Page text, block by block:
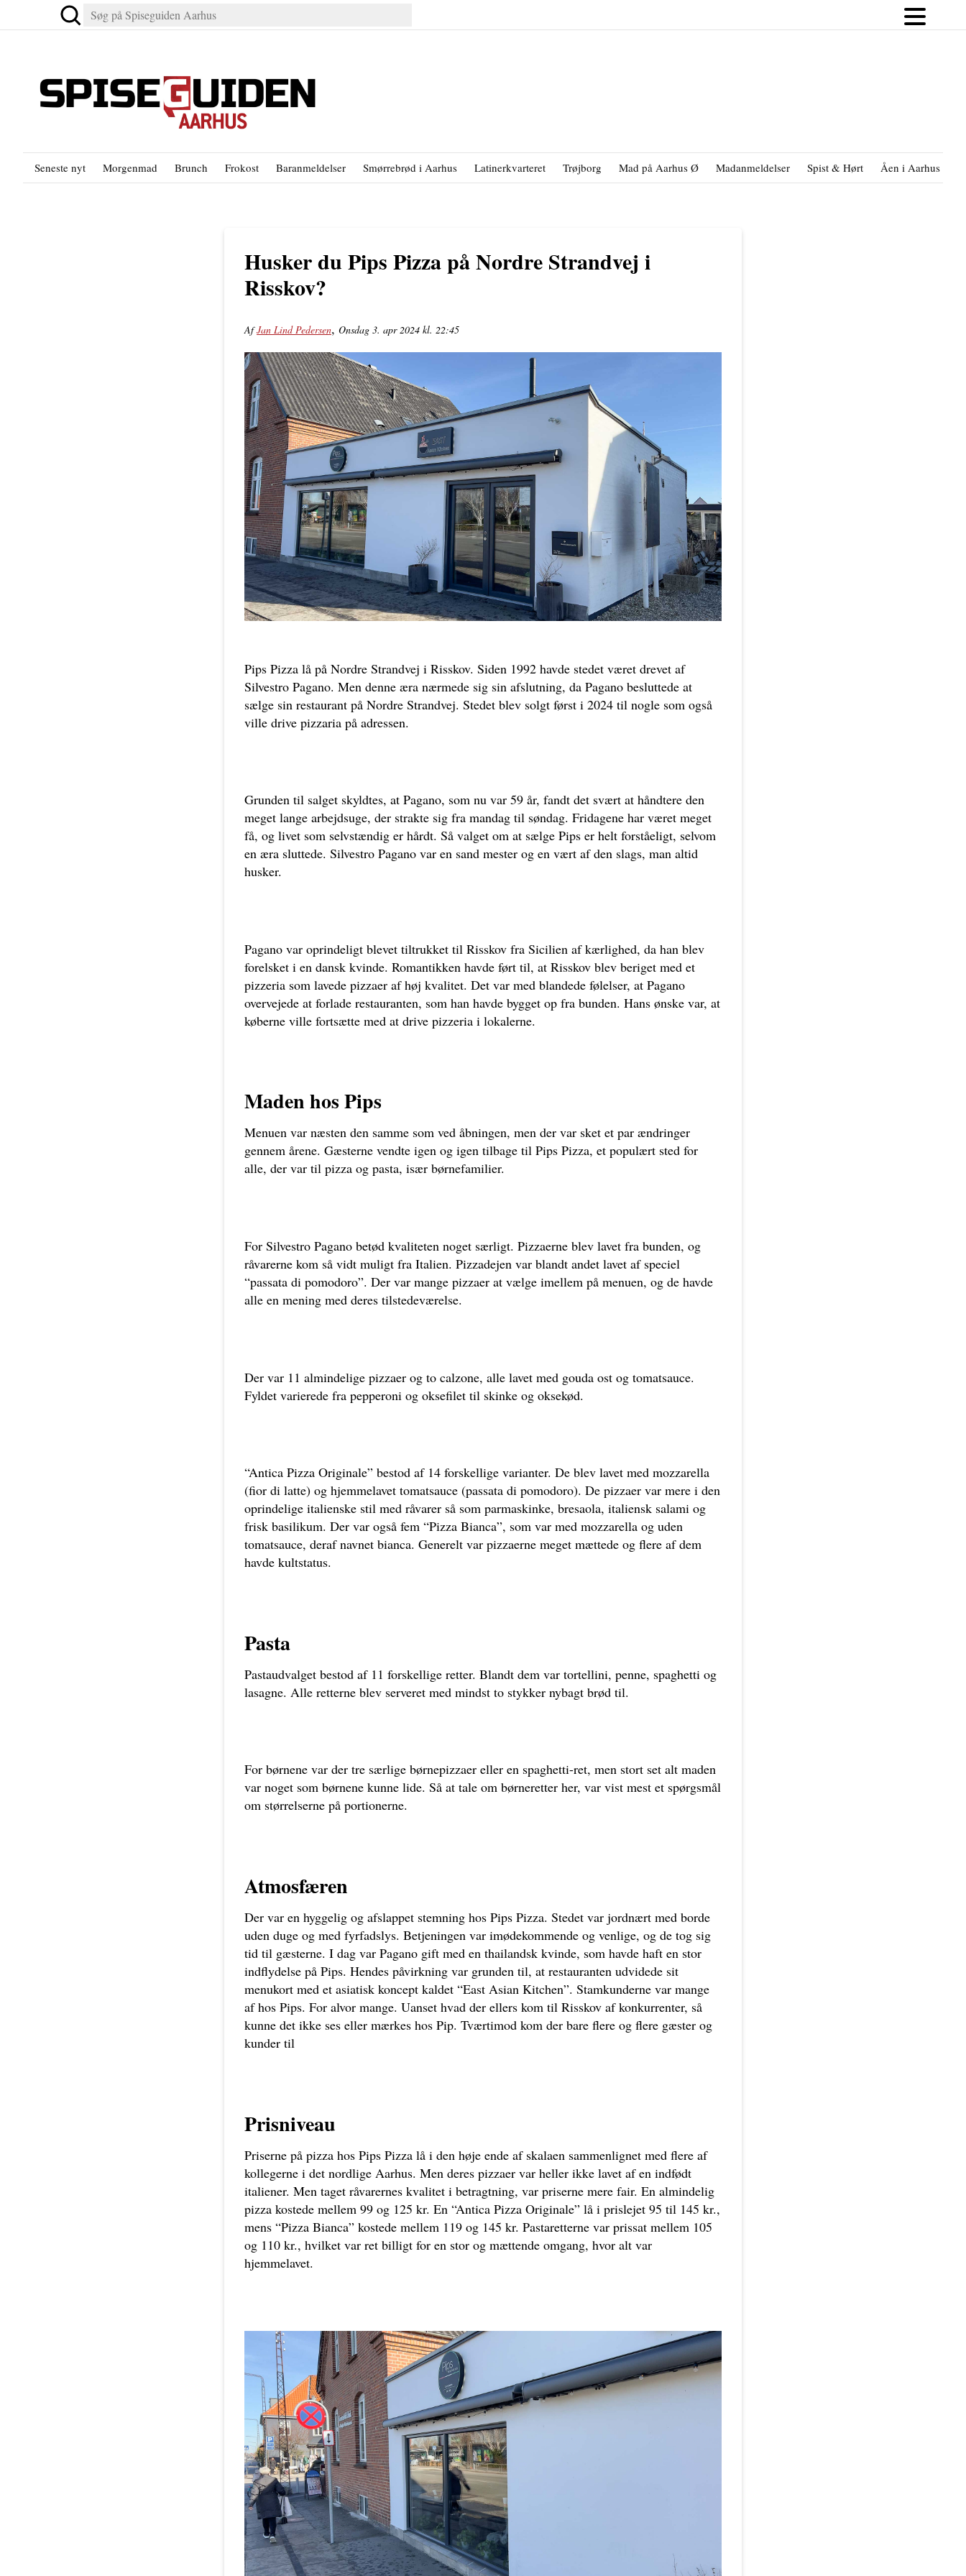
Seneste nyt Morgenmad Brunch Frokost Baranmeldelser Smørrebrød i Aarhus Latinerkvarteret Trøjborg Mad på Aarhus Ø Madanmeldelser Spist & Hørt Åen i Aarhus
Husker du Pips Pizza på Nordre Strandvej i
Risskov?
AfJan Lind Pedersen, Onsdag 3. apr 2024 kl. 22:45
Pips Pizza lå på Nordre Strandvej i Risskov. Siden 1992 havde stedet været drevet af
Silvestro Pagano. Men denne æra nærmede sig sin afslutning, da Pagano besluttede at
sælge sin restaurant på Nordre Strandvej. Stedet blev solgt først i 2024 til nogle som også
ville drive pizzaria på adressen.
Grunden til salget skyldtes, at Pagano, som nu var 59 år, fandt det svært at håndtere den
meget lange arbejdsuge, der strakte sig fra mandag til søndag. Fridagene har været meget
få, og livet som selvstændig er hårdt. Så valget om at sælge Pips er helt forståeligt, selvom
en æra sluttede. Silvestro Pagano var en sand mester og en vært af den slags, man altid
husker.
Pagano var oprindeligt blevet tiltrukket til Risskov fra Sicilien af kærlighed, da han blev
forelsket i en dansk kvinde. Romantikken havde ført til, at Risskov blev beriget med et
pizzeria som lavede pizzaer af høj kvalitet. Det var med blandede følelser, at Pagano
overvejede at forlade restauranten, som han havde bygget op fra bunden. Hans ønske var, at
køberne ville fortsætte med at drive pizzeria i lokalerne.
Maden hos Pips
Menuen var næsten den samme som ved åbningen, men der var sket et par ændringer
gennem årene. Gæsterne vendte igen og igen tilbage til Pips Pizza, et populært sted for
alle, der var til pizza og pasta, især børnefamilier.
For Silvestro Pagano betød kvaliteten noget særligt. Pizzaerne blev lavet fra bunden, og
råvarerne kom så vidt muligt fra Italien. Pizzadejen var blandt andet lavet af speciel
“passata di pomodoro”. Der var mange pizzaer at vælge imellem på menuen, og de havde
alle en mening med deres tilstedeværelse.
Der var 11 almindelige pizzaer og to calzone, alle lavet med gouda ost og tomatsauce.
Fyldet varierede fra pepperoni og oksefilet til skinke og oksekød.
“Antica Pizza Originale” bestod af 14 forskellige varianter. De blev lavet med mozzarella
(fior di latte) og hjemmelavet tomatsauce (passata di pomodoro). De pizzaer var mere i den
oprindelige italienske stil med råvarer så som parmaskinke, bresaola, italiensk salami og
frisk basilikum. Der var også fem “Pizza Bianca”, som var med mozzarella og uden
tomatsauce, deraf navnet bianca. Generelt var pizzaerne meget mættede og flere af dem
havde kultstatus.
Pasta
Pastaudvalget bestod af 11 forskellige retter. Blandt dem var tortellini, penne, spaghetti og
lasagne. Alle retterne blev serveret med mindst to stykker nybagt brød til.
For børnene var der tre særlige børnepizzaer eller en spaghetti-ret, men stort set alt maden
var noget som børnene kunne lide. Så at tale om børneretter her, var vist mest et spørgsmål
om størrelserne på portionerne.
Atmosfæren
Der var en hyggelig og afslappet stemning hos Pips Pizza. Stedet var jordnært med borde
uden duge og med fyrfadslys. Betjeningen var imødekommende og venlige, og de tog sig
tid til gæsterne. I dag var Pagano gift med en thailandsk kvinde, som havde haft en stor
indflydelse på Pips. Hendes påvirkning var grunden til, at restauranten udvidede sit
menukort med et asiatisk koncept kaldet “East Asian Kitchen”. Stamkunderne var mange
af hos Pips. For alvor mange. Uanset hvad der ellers kom til Risskov af konkurrenter, så
kunne det ikke ses eller mærkes hos Pip. Tværtimod kom der bare flere og flere gæster og
kunder til
Prisniveau
Priserne på pizza hos Pips Pizza lå i den høje ende af skalaen sammenlignet med flere af
kollegerne i det nordlige Aarhus. Men deres pizzaer var heller ikke lavet af en indfødt
italiener. Men taget råvarernes kvalitet i betragtning, var priserne mere fair. En almindelig
pizza kostede mellem 99 og 125 kr. En “Antica Pizza Originale” lå i prislejet 95 til 145 kr.,
mens “Pizza Bianca” kostede mellem 119 og 145 kr. Pastaretterne var prissat mellem 105
og 110 kr., hvilket var ret billigt for en stor og mættende omgang, hvor alt var
hjemmelavet.